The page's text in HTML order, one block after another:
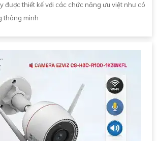
được thiết kế với các chức năng ưu việt như có
thông minh